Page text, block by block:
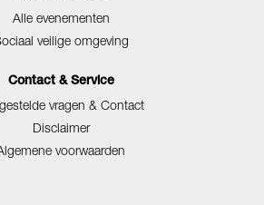
Alle evenementen
veilige omgeving
Contact & Service
vragen & Contact
Disclaimer
voorwaarden